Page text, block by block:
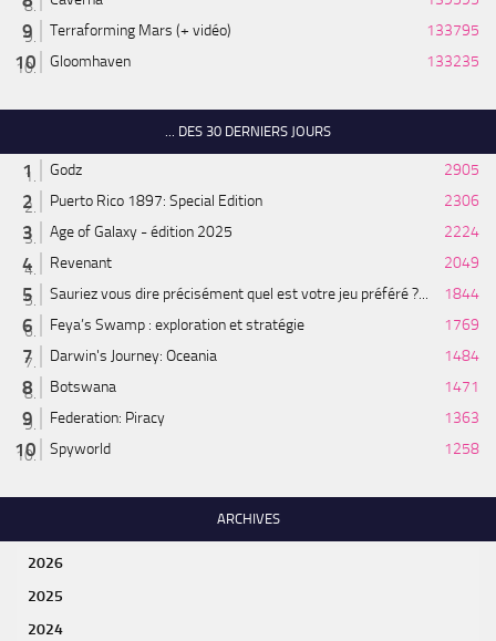
Terraforming Mars (+ vidéo)
133795
Gloomhaven
133235
... DES 30 DERNIERS JOURS
Godz
2905
Puerto Rico 1897: Special Edition
2306
Age of Galaxy - édition 2025
2224
Revenant
2049
Sauriez vous dire précisément quel est votre jeu préféré ?...
1844
Feya’s Swamp : exploration et stratégie
1769
Darwin's Journey: Oceania
1484
Botswana
1471
Federation: Piracy
1363
Spyworld
1258
ARCHIVES
2026
2025
2024